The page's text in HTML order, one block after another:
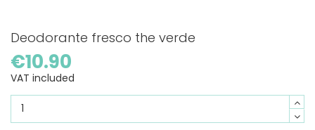
Deodorante fresco the verde
€10.90
VAT included